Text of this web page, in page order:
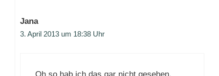
Jana
3. April 2013 um 18:38 Uhr